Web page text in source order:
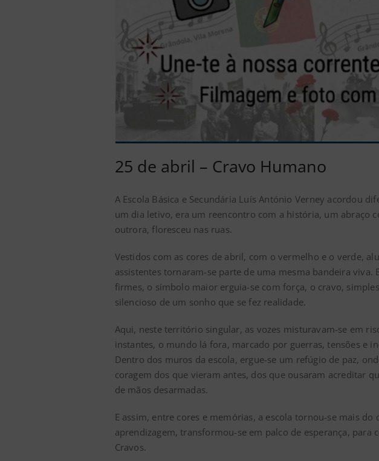
25 de abril – Cravo Humano
A Escola Básica e Secundária Luís António Verney acordou
um dia letivo, era um reencontro com a história, um abraço
outrora, floresceu nas ruas.
Vestidos com as cores de abril, com o vermelho e o verde,
assistentes tornaram-se parte de uma mesma bandeira viva.
firmes, o símbolo maior erguia-se com força, o cravo,
silencioso de um sonho que se fez realidade.
Aqui, neste território singular, as vozes misturavam-se em
instantes, o mundo lá fora, marcado por guerras, tensões e
Dentro dos muros da escola, ergue-se um refúgio de paz,
coragem dos que vieram antes, dos que ousaram acreditar
de mãos desarmadas.
E assim, entre cores e memórias, a escola tornou-se mais do
aprendizagem, transformou-se em palco de esperança, para
Cravos.